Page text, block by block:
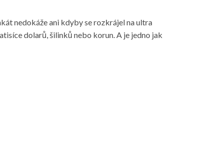
nedokáže ani kdyby se rozkrájel na ultra
dolarů, šilinků nebo korun. A je jedno jak